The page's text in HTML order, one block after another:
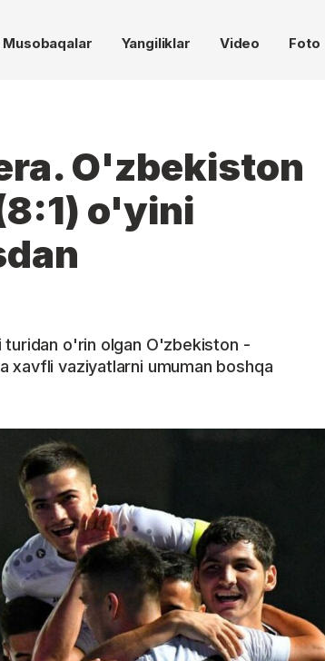
Musobaqalar Yangiliklar Video Foto
O'zbekiston
o'yini
turidan o'rin olgan O'zbekiston -
xavfli vaziyatlarni umuman boshqa